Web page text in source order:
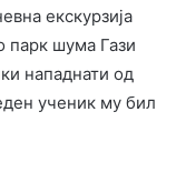
екскурзија
парк шума Гази
нападнати од
ученик му бил